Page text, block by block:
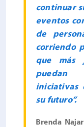
continuar
eventos
de
corriendo
que más
puedan
iniciativas
su futuro”.
Brenda